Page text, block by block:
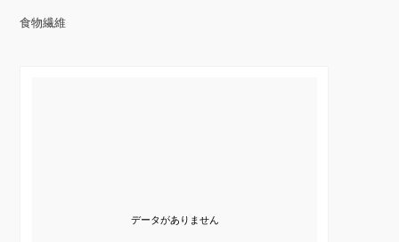
食物繊維
データがありません